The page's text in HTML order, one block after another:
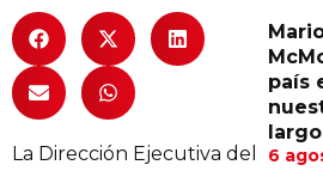
La Dirección Ejecutiva del
país
6